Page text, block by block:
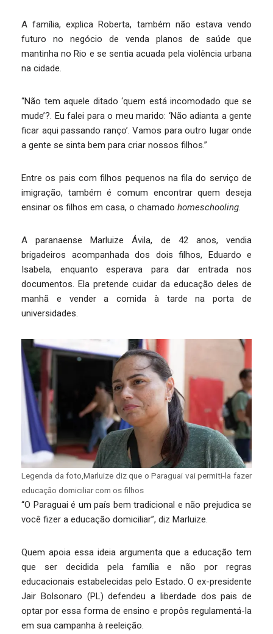
A família, explica Roberta, também não estava vendo
futuro no negócio de venda planos de saúde que
mantinha no Rio e se sentia acuada pela violência urbana
na cidade.
“Não tem aquele ditado ‘quem está incomodado que se
mude’?. Eu falei para o meu marido: ‘Não adianta a gente
ficar aqui passando ranço’. Vamos para outro lugar onde
a gente se sinta bem para criar nossos filhos.”
Entre os pais com filhos pequenos na fila do serviço de
imigração, também é comum encontrar quem deseja
ensinar os filhos em casa, o chamado homeschooling.
A paranaense Marluize Ávila, de 42 anos, vendia
brigadeiros acompanhada dos dois filhos, Eduardo e
Isabela, enquanto esperava para dar entrada nos
documentos. Ela pretende cuidar da educação deles de
manhã e vender a comida à tarde na porta de
universidades.
Legenda da foto,Marluize diz que o Paraguai vai permiti-la fazer
educação domiciliar com os filhos
“O Paraguai é um país bem tradicional e não prejudica se
você fizer a educação domiciliar”, diz Marluize.
Quem apoia essa ideia argumenta que a educação tem
que ser decidida pela família e não por regras
educacionais estabelecidas pelo Estado. O ex-presidente
Jair Bolsonaro (PL) defendeu a liberdade dos pais de
optar por essa forma de ensino e propôs regulamentá-la
em sua campanha à reeleição.